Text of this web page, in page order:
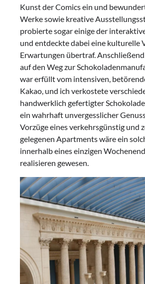
Kunst der Comics ein und
Werke sowie kreative
probierte sogar einige der
und entdeckte dabei eine kulturelle
Erwartungen übertraf.
auf den Weg zur
war erfüllt vom intensiven,
Kakao, und ich verkostete
handwerklich gefertigter
ein wahrhaft unvergesslicher
Vorzüge eines verkehrsgünstig und
gelegenen Apartments wäre ein
innerhalb eines einzigen
realisieren gewesen.